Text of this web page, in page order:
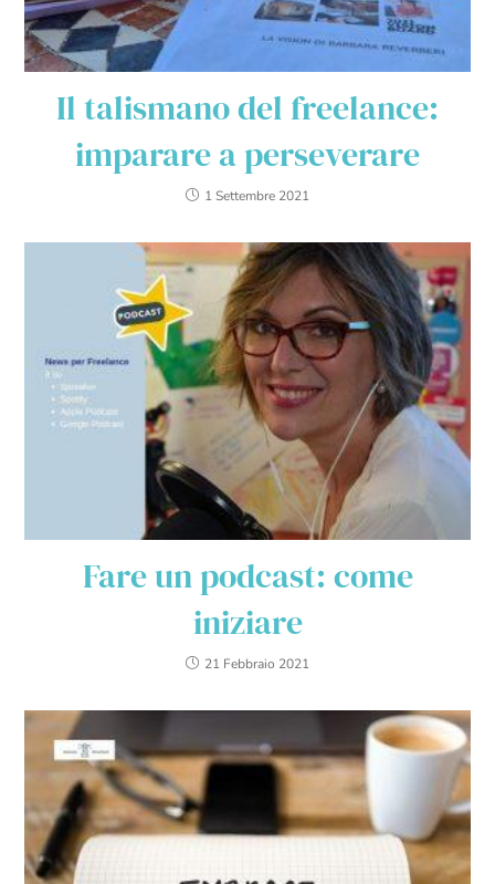
Il talismano del freelance:
imparare a perseverare
1 Settembre 2021
Fare un podcast: come
iniziare
21 Febbraio 2021